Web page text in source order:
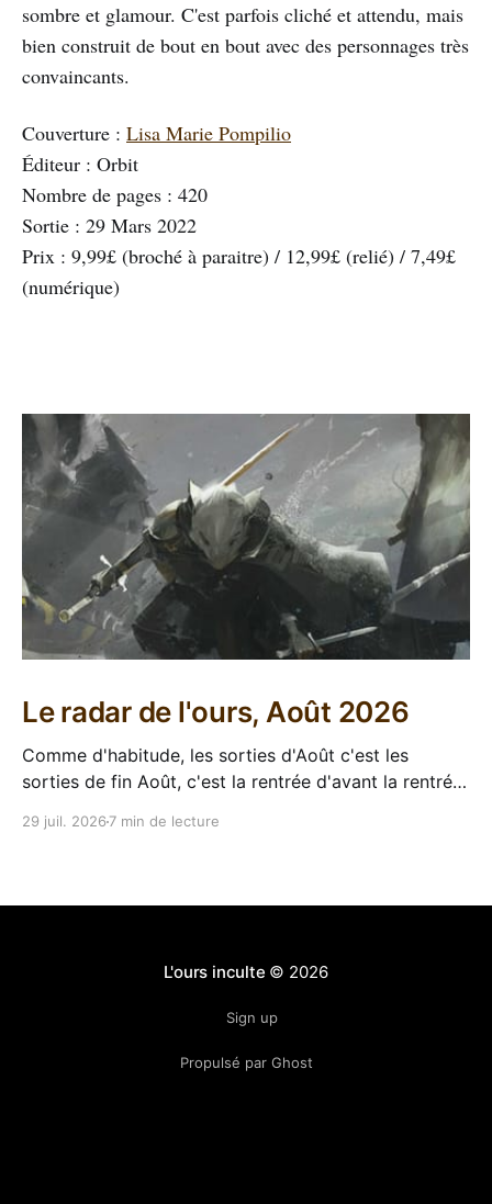
sombre et glamour. C'est parfois cliché et attendu, mais
bien construit de bout en bout avec des personnages très
convaincants.
Couverture : Lisa Marie Pompilio
Éditeur : Orbit
Nombre de pages : 420
Sortie : 29 Mars 2022
Prix : 9,99£ (broché à paraitre) / 12,99£ (relié) / 7,49£
(numérique)
Le radar de l'ours, Août 2026
Comme d'habitude, les sorties d'Août c'est les
sorties de fin Août, c'est la rentrée d'avant la rentrée,
29 juil. 2026 7 min de lecture
L'ours inculte © 2026
Sign up
Propulsé par Ghost